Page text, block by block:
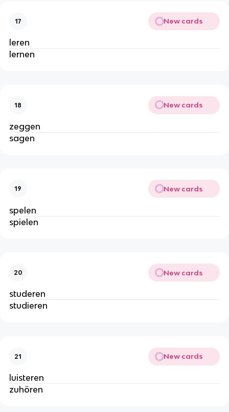
17 New cards
leren
lernen
18 New cards
zeggen
sagen
19 New cards
spelen
spielen
20 New cards
studeren
studieren
21 New cards
luisteren
zuhören